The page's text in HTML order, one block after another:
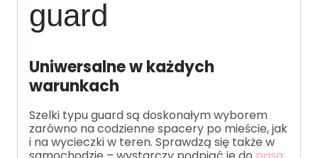
guard
Uniwersalne w każdych
warunkach
Szelki typu guard są doskonałym wyborem
zarówno na codzienne spacery po mieście, jak
i na wycieczki w teren. Sprawdzą się także w